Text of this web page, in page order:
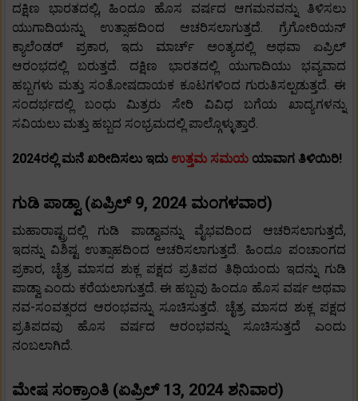
ದಕ್ಷಿಣ ಭಾರತದಲ್ಲಿ, ಹಿಂದೂ ಹೊಸ ವರ್ಷದ ಆಗಮನವನ್ನು ತಿಳಿಸಲು
ಯುಗಾದಿಯನ್ನು ಉತ್ಸಾಹದಿಂದ ಆಚರಿಸಲಾಗುತ್ತದೆ. ಗ್ರೆಗೋರಿಯನ್
ಕ್ಯಾಲೆಂಡರ್ ಪ್ರಕಾರ, ಇದು ಮಾರ್ಚ್ ಅಂತ್ಯದಲ್ಲಿ ಅಥವಾ ಏಪ್ರಿಲ್
ಆರಂಭದಲ್ಲಿ ಬರುತ್ತದೆ. ದಕ್ಷಿಣ ಭಾರತದಲ್ಲಿ ಯುಗಾದಿಯು ಭವ್ಯವಾದ
ಹಬ್ಬಗಳು ಮತ್ತು ಸಂತೋಷದಾಯಕ ಕೂಟಗಳಿಂದ ಗುರುತಿಸಲ್ಪಡುತ್ತದೆ. ಈ
ಸಂದರ್ಭದಲ್ಲಿ ಬಂಧು ಮಿತ್ರರು ಸೇರಿ ವಿವಿಧ ಬಗೆಯ ಖಾದ್ಯಗಳನ್ನು
ಸವಿಯಲು ಮತ್ತು ಹಬ್ಬದ ಸಂಭ್ರಮದಲ್ಲಿ ಪಾಲ್ಗೊಳ್ಳುತ್ತಾರೆ.
2024ರಲ್ಲಿ ಮನೆ ಖರೀದಿಸಲು ಇದು ಉತ್ತಮ ಸಮಯ ಯಾವಾಗ ತಿಳಿಯಿರಿ!
ಗುಡಿ ಪಾಡ್ವಾ (ಏಪ್ರಿಲ್ 9, 2024 ಮಂಗಳವಾರ)
ಮಹಾರಾಷ್ಟ್ರದಲ್ಲಿ ಗುಡಿ ಪಾಡ್ವಾವನ್ನು ವೈಭವದಿಂದ ಆಚರಿಸಲಾಗುತ್ತದೆ,
ಇದನ್ನು ವಿಶಿಷ್ಟ ಉತ್ಸಾಹದಿಂದ ಆಚರಿಸಲಾಗುತ್ತದೆ. ಹಿಂದೂ ಪಂಚಾಂಗದ
ಪ್ರಕಾರ, ಚೈತ್ರ ಮಾಸದ ಶುಕ್ಲ ಪಕ್ಷದ ಪ್ರತಿಪದ ತಿಥಿಯಂದು ಇದನ್ನು ಗುಡಿ
ಪಾಡ್ವಾ ಎಂದು ಕರೆಯಲಾಗುತ್ತದೆ. ಈ ಹಬ್ಬವು ಹಿಂದೂ ಹೊಸ ವರ್ಷ ಅಥವಾ
ನವ-ಸಂವತ್ಸರದ ಆರಂಭವನ್ನು ಸೂಚಿಸುತ್ತದೆ. ಚೈತ್ರ ಮಾಸದ ಶುಕ್ಲ ಪಕ್ಷದ
ಪ್ರತಿಪದವು ಹೊಸ ವರ್ಷದ ಆರಂಭವನ್ನು ಸೂಚಿಸುತ್ತದೆ ಎಂದು
ನಂಬಲಾಗಿದೆ.
ಮೇಷ ಸಂಕ್ರಾಂತಿ (ಏಪ್ರಿಲ್ 13, 2024 ಶನಿವಾರ)